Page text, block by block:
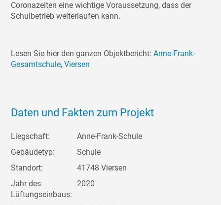
Coronazeiten eine wichtige Voraussetzung, dass der
Schulbetrieb weiterlaufen kann.
Lesen Sie hier den ganzen Objektbericht:Anne-Frank-
Gesamtschule, Viersen
Daten und Fakten zum Projekt
Liegschaft:
Anne-Frank-Schule
Gebäudetyp:
Schule
Standort:
41748 Viersen
Jahr des
Lüftungseinbaus:
2020